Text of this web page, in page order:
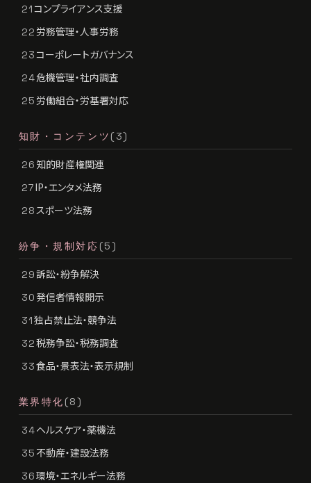
21コンプライアンス支援
22 労務管理・人事労務
23コーポレートガバナンス
24危機管理・社内調査
25 労働組合・労基署対応
知財・コンテンツ (3)
26 知的財産権関連
27IP・エンタメ法務
28 スポーツ法務
紛争・規制対応 (5)
29訴訟・紛争解決
30 発信者情報開示
31独占禁止法・競争法
32税務争訟・税務調査
33食品・景表法・表示規制
業界特化 (8)
34ヘルスケア・薬機法
35不動産・建設法務
36環境・エネルギー法務